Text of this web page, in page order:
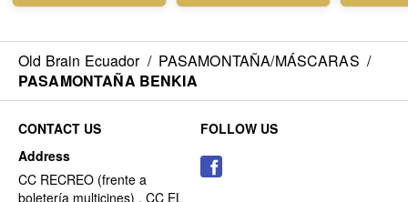
Old Brain Ecuador / PASAMONTAÑA/MÁSCARAS /
PASAMONTAÑA BENKIA
CONTACT US
Address
CC RECREO (frente a
boletería multicines) , CC EL
FOLLOW US